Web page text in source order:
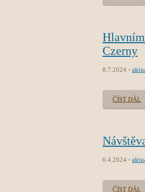
Czerny
8.7.2024
ČÍST DÁL
6.4.2024
ČÍST DÁL